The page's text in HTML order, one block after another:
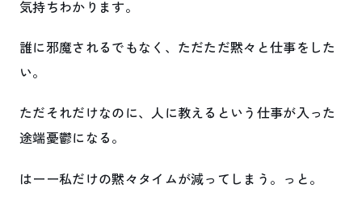
気持ちわかります。
誰に邪魔されるでもなく、ただただ黙々と仕事をした
い。
ただそれだけなのに、人に教えるという仕事が入った
途端憂鬱になる。
はーー私だけの黙々タイムが減ってしまう。っと。